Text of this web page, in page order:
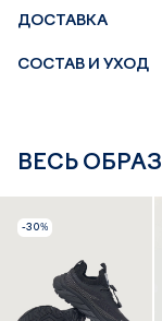
ДОСТАВКА
СОСТАВ И УХОД
ВЕСЬ ОБРАЗ
-30%